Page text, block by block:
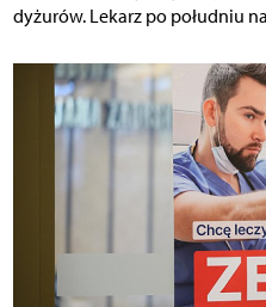
dyżurów. Lekarz po południu